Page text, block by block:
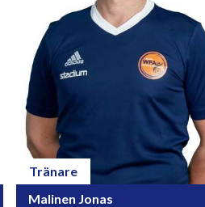
Tränare
Malinen Jonas